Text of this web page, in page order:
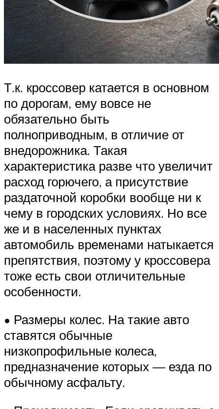
Т.к. кроссовер катается в основном
по дорогам, ему вовсе не
обязательно быть
полноприводным, в отличие от
внедорожника. Такая
характеристика разве что увеличит
расход горючего, а присутствие
раздаточной коробки вообще ни к
чему в городских условиях. Но все
же и в населенных пунктах
автомобиль временами натыкается
препятствия, поэтому у кроссовера
тоже есть свои отличительные
особенности.
• Размеры колес. На такие авто
ставятся обычные
низкопрофильные колеса,
предназначение которых — езда по
обычному асфальту.